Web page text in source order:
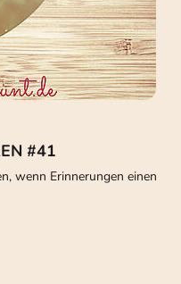
#41
wenn Erinnerungen einen